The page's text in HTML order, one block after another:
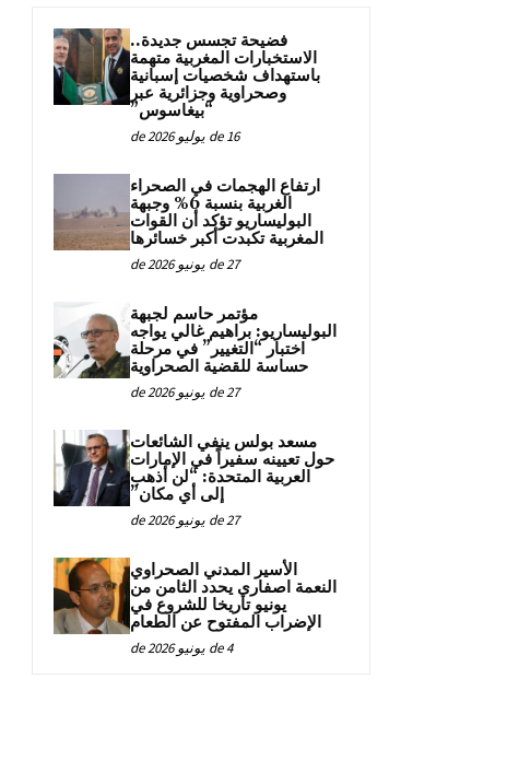
فضيحة تجسس جديدة..
الاستخبارات المغربية متهمة
باستهداف شخصيات إسبانية
وصحراوية وجزائرية عبر
“بيغاسوس”
16 de يوليو de 2026
ارتفاع الهجمات في الصحراء
الغربية بنسبة 6% وجبهة
البوليساريو تؤكد أن القوات
المغربية تكبدت أكبر خسائرها
27 de يونيو de 2026
مؤتمر حاسم لجبهة
البوليساريو: براهيم غالي يواجه
اختبار “التغيير” في مرحلة
حساسة للقضية الصحراوية
27 de يونيو de 2026
مسعد بولس ينفي الشائعات
حول تعيينه سفيراً في الإمارات
العربية المتحدة: “لن أذهب
إلى أي مكان”
27 de يونيو de 2026
الأسير المدني الصحراوي
النعمة اصفاري يحدد الثامن من
يونيو تاريخا للشروع في
الإضراب المفتوح عن الطعام
4 de يونيو de 2026